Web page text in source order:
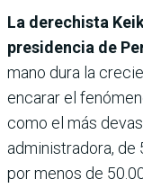
La derechista
presidencia de
mano dura la
encarar el
como el más
administradora, de
por menos de